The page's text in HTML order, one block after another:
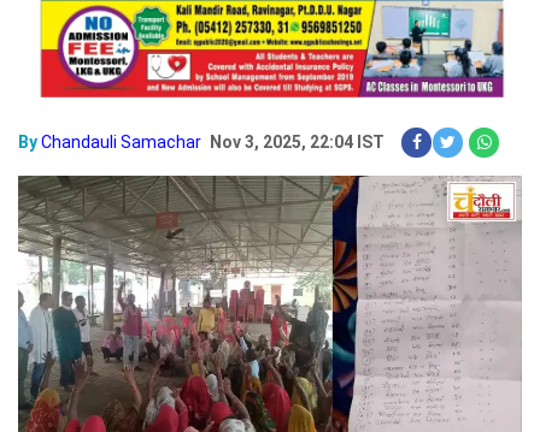
ByChandauli Samachar Nov 3, 2025, 22:04 IST